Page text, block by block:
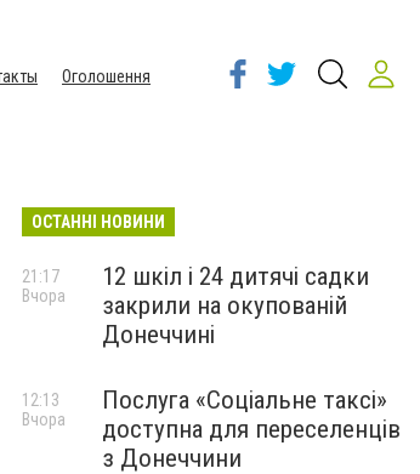
Оголошення
ОСТАННІ НОВИНИ
12 шкіл і 24 дитячі садки
закрили на окупованій
Донеччині
21:17
Вчора
Послуга «Соціальне таксі»
доступна для переселенців
з Донеччини
12:13
Вчора